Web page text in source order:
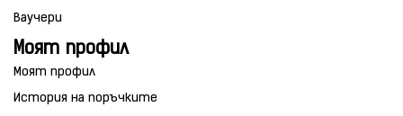
Ваучери
Моят профил
Моят профил
История на поръчките